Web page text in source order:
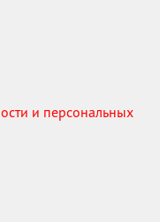
и персональных